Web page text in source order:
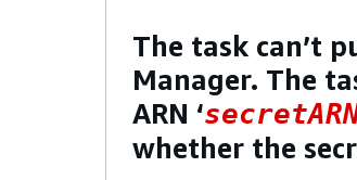
The task can’t
Manager. The
ARN ‘
whether the